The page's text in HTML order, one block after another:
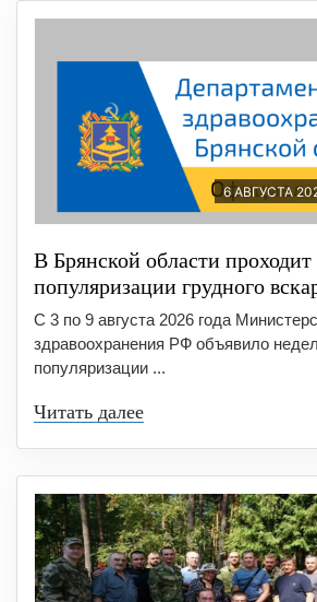
6 АВГУСТА
В Брянской области
популяризации грудного
С 3 по 9 августа 2026 года
здравоохранения РФ объявило
популяризации ...
Читать далее